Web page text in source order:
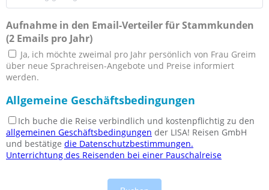
Aufnahme in den Email-Verteiler für Stammkunden
(2 Emails pro Jahr)
Ja, ich möchte zweimal pro Jahr persönlich von Frau Greim
über neue Sprachreisen-Angebote und Preise informiert
werden.
Allgemeine Geschäftsbedingungen
Ich buche die Reise verbindlich und kostenpflichtig zu den
allgemeinen Geschäftsbedingungen der LISA! Reisen GmbH
und bestätige die Datenschutzbestimmungen.
Unterrichtung des Reisenden bei einer Pauschalreise